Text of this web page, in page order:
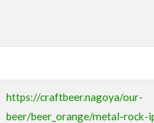
https://craftbeer.nagoya/our-
beer/beer_orange/metal-rock-